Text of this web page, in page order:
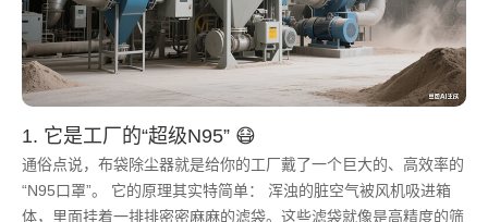
1. 它是工厂的“超级N95” 😷
通俗点说，布袋除尘器就是给你的工厂戴了一个巨大的、高效率的
“N95口罩”。 它的原理其实特简单： 浑浊的脏空气被风机吸进箱
体，里面挂着一排排密密麻麻的滤袋。这些滤袋就像是高精度的筛